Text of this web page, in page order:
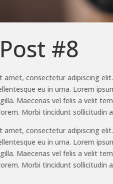
#8
amet, consectetur adipiscing
eu in urna. Lorem
Maecenas vel felis a velit
Morbi tincidunt sollicitudin
amet, consectetur adipiscing
eu in urna. Lorem
Maecenas vel felis a velit
Morbi tincidunt sollicitudin